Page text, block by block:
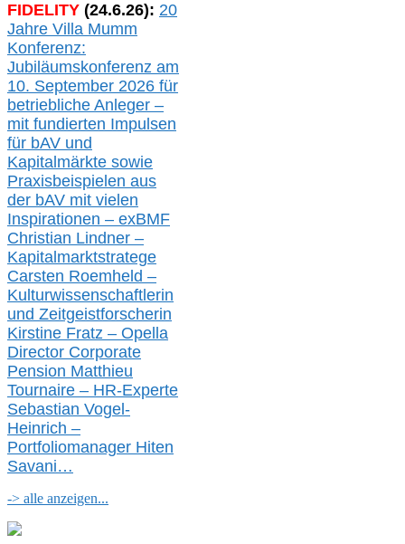
FIDELITY (24.6.26): 20
Jahre Villa Mumm
Konferenz:
Jubiläumskonferenz am
10. September 2026 für
betriebliche Anleger –
mit fundierten Impulsen
für bAV und
Kapitalmärkte sowie
Praxisbeispielen aus
der bAV mit vielen
Inspirationen – exBMF
Christian Lindner –
Kapitalmarktstratege
Carsten Roemheld –
Kulturwissenschaftlerin
und Zeitgeistforscherin
Kirstine Fratz – Opella
Director Corporate
Pension Matthieu
Tournaire – HR-Experte
Sebastian Vogel-
Heinrich –
Portfoliomanager Hiten
Savani…
-> alle anzeigen...